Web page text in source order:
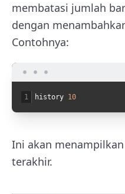
membatasi jumlah
dengan
Contohnya:
1 history 10
Ini akan
terakhir.